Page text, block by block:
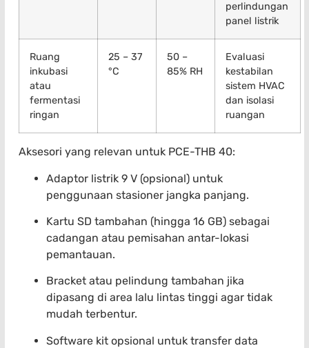
perlindungan
panel listrik
Ruang
inkubasi
atau
fermentasi
ringan
25 – 37
°C
50 –
85% RH
Evaluasi
kestabilan
sistem HVAC
dan isolasi
ruangan
Aksesori yang relevan untuk PCE-THB 40:
Adaptor listrik 9 V (opsional) untuk
penggunaan stasioner jangka panjang.
Kartu SD tambahan (hingga 16 GB) sebagai
cadangan atau pemisahan antar-lokasi
pemantauan.
Bracket atau pelindung tambahan jika
dipasang di area lalu lintas tinggi agar tidak
mudah terbentur.
Software kit opsional untuk transfer data